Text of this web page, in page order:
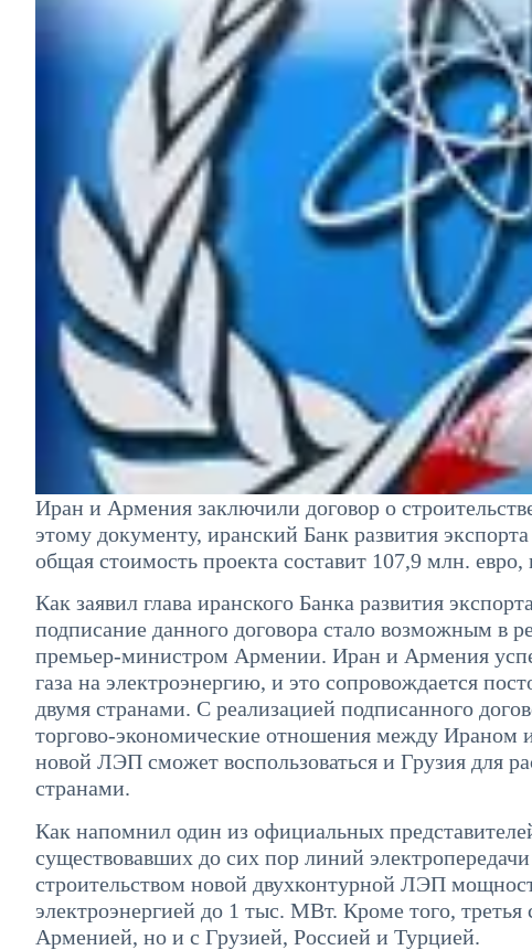
Иран и Армения заключили договор о
этому документу, иранский Банк развития
общая стоимость проекта составит 107,9 млн.
Как заявил глава иранского Банка развития
подписание данного договора стало возможным в
премьер-министром Армении. Иран и Армения
газа на электроэнергию, и это сопровождается
двумя странами. С реализацией подписанного
торгово-экономические отношения между Ираном
новой ЛЭП сможет воспользоваться и Грузия для
странами.
Как напомнил один из официальных
существовавших до сих пор линий
строительством новой двухконтурной ЛЭП
электроэнергией до 1 тыс. МВт. Кроме того,
Арменией, но и с Грузией, Россией и Турцией.